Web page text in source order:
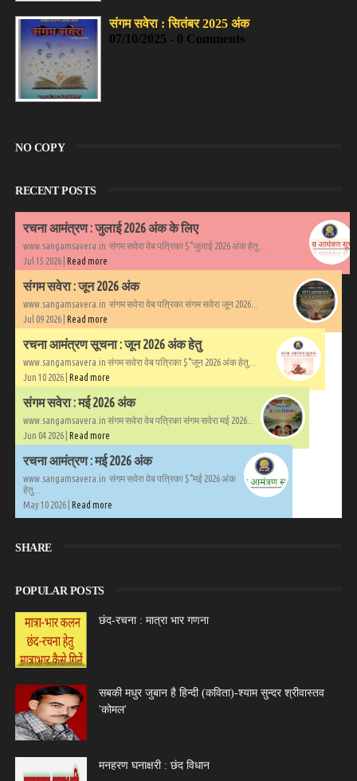
संगम सवेरा : सितंबर 2025 अंक
07/10/2025 - 0 Comments
NO COPY
RECENT POSTS
रचना आमंत्रण : जुलाई 2026 अंक के लिए
www.sangamsavera.in संगम सवेरा वेब पत्रिका $°जुलाई 2026 अंक हेतु...
Jul 15 2026 | Read more
संगम सवेरा : जून 2026 अंक
www.sangamsavera.in संगम सवेरा वेब पत्रिका संगम सवेरा जून 2026...
Jul 09 2026 | Read more
रचना आमंत्रण सूचना : जून 2026 अंक हेतु
www.sangamsavera.in संगम सवेरा वेब पत्रिका $°जून 2026 अंक हेतु...
Jun 10 2026 | Read more
संगम सवेरा : मई 2026 अंक
www.sangamsavera.in संगम सवेरा वेब पत्रिका संगम सवेरा मई 2026...
Jun 04 2026 | Read more
रचना आमंत्रण : मई 2026 अंक
www.sangamsavera.in संगम सवेरा वेब पत्रिका $°मई 2026 अंक
हेतु...
May 10 2026 | Read more
SHARE
POPULAR POSTS
छंद-रचना : मात्रा भार गणना
सबकी मधुर जुबान है हिन्दी (कविता)-श्याम सुन्दर श्रीवास्तव
'कोमल'
मनहरण घनाक्षरी : छंद विधान